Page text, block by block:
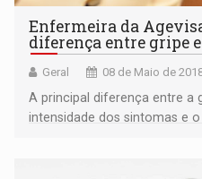
Enfermeira da
diferença entre gripe
Geral 08 de Maio de
A principal diferença entre a
intensidade dos sintomas e